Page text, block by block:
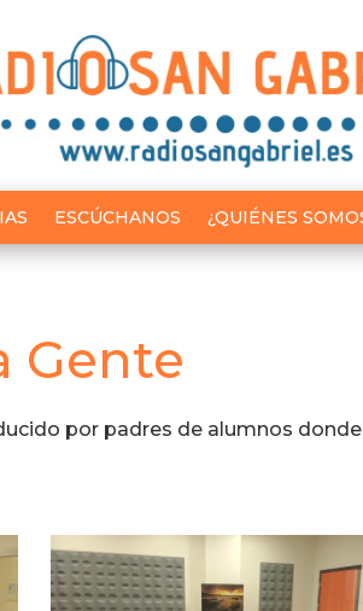
ESCÚCHANOS ¿QUIÉNES
Gente
por padres de alumnos